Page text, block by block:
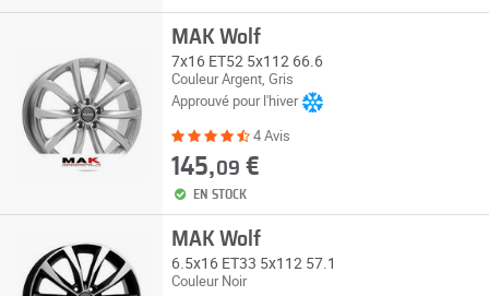
MAK Wolf
7x16 ET52 5x112 66.6
Couleur Argent, Gris
Approuvé pour l'hiver
4 Avis
145,09 €
EN STOCK
MAK Wolf
6.5x16 ET33 5x112 57.1
Couleur Noir